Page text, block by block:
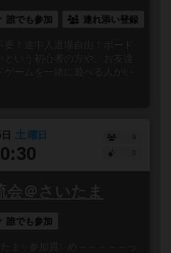
誰でも参加 連れ添い登録
要！途中入退場自由！ボード
という初心者の方や、お友達
ゲームを一緒に遊べる人がい
日 土 曜日
9
＠さいたま
誰でも参加
ま✨参加賞✨め～～～～～っ